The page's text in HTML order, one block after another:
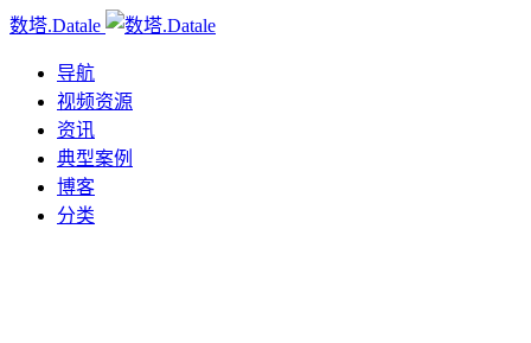
数塔.Datale
导航
视频资源
资讯
典型案例
博客
分类